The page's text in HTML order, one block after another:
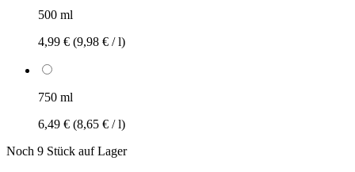
500 ml
4,99 € (9,98 € / l)
750 ml
6,49 € (8,65 € / l)
Noch 9 Stück auf Lager